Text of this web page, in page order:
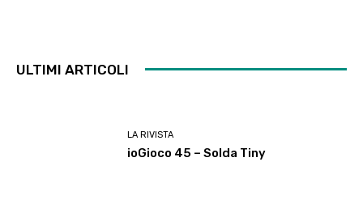
ULTIMI ARTICOLI
LA RIVISTA
ioGioco 45 – Solda Tiny